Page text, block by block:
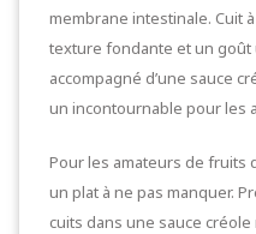
membrane intestinale. Cuit
texture fondante et un goût
accompagné d’une sauce
un incontournable pour les
Pour les amateurs de fruits
un plat à ne pas manquer.
cuits dans une sauce